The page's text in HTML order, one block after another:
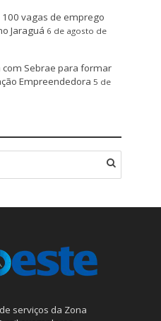
vagas de emprego
Jaraguá 6 de agosto de
Sebrae para formar
Empreendedora 5 de
serviços da Zona